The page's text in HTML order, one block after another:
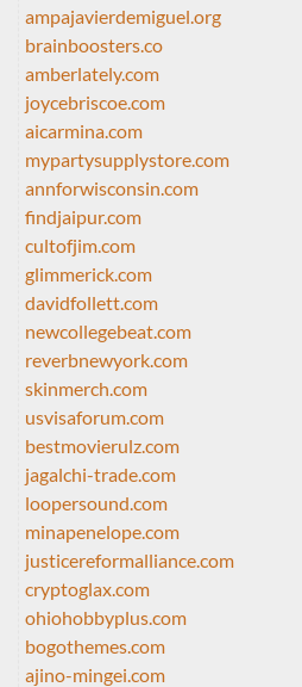
ampajavierdemiguel.org
brainboosters.co
amberlately.com
joycebriscoe.com
aicarmina.com
mypartysupplystore.com
annforwisconsin.com
findjaipur.com
cultofjim.com
glimmerick.com
davidfollett.com
newcollegebeat.com
reverbnewyork.com
skinmerch.com
usvisaforum.com
bestmovierulz.com
jagalchi-trade.com
loopersound.com
minapenelope.com
justicereformalliance.com
cryptoglax.com
ohiohobbyplus.com
bogothemes.com
ajino-mingei.com